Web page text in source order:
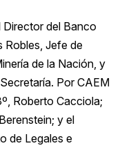
Director del Banco
Robles, Jefe de
de la Nación, y
Por CAEM
Roberto Cacciola;
y el
de Legales e